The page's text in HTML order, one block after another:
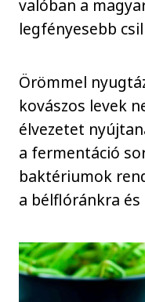
valóban a
legfényesebb
Örömmel
kovászos levek
élvezetet
a fermentáció
baktériumok
a bélflóránkra